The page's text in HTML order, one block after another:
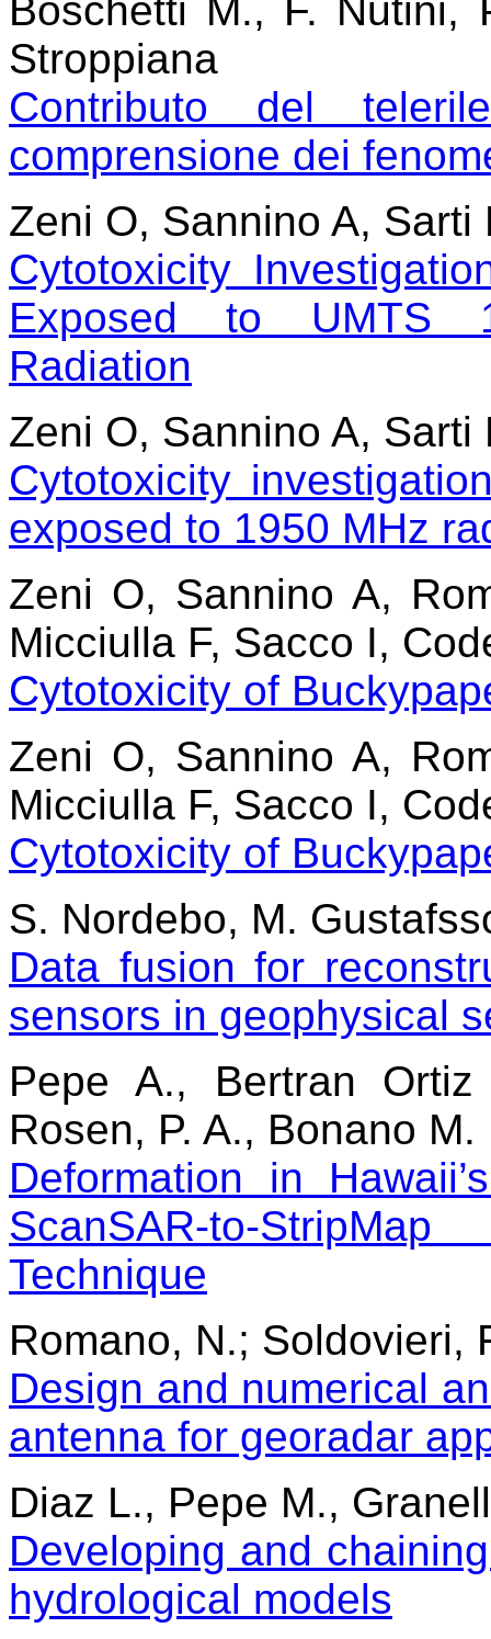
Boschetti M., F. Nutini,
Stroppiana
Contributo del
comprensione dei
Zeni O, Sannino A,
Cytotoxicity
Exposed to UMTS
Radiation
Zeni O, Sannino A,
Cytotoxicity
exposed to 1950 MHz
Zeni O, Sannino A,
Micciulla F, Sacco I,
Cytotoxicity of
Zeni O, Sannino A,
Micciulla F, Sacco I,
Cytotoxicity of
S. Nordebo, M.
Data fusion for
sensors in geophysical
Pepe A., Bertran
Rosen, P. A., Bonano M.
Deformation in
ScanSAR-to-
Technique
Romano, N.; Soldovieri,
Design and numerical
antenna for georadar
Diaz L., Pepe M.,
Developing and
hydrological models